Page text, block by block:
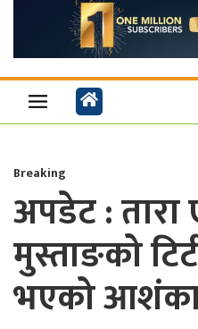
Breaking
अपडेट :
मुस्ताङको
भएको